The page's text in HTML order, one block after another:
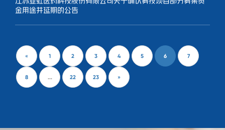
金用途并延期的公告
« 1 2 3 4 5 6 7
8 ... 22 23 »